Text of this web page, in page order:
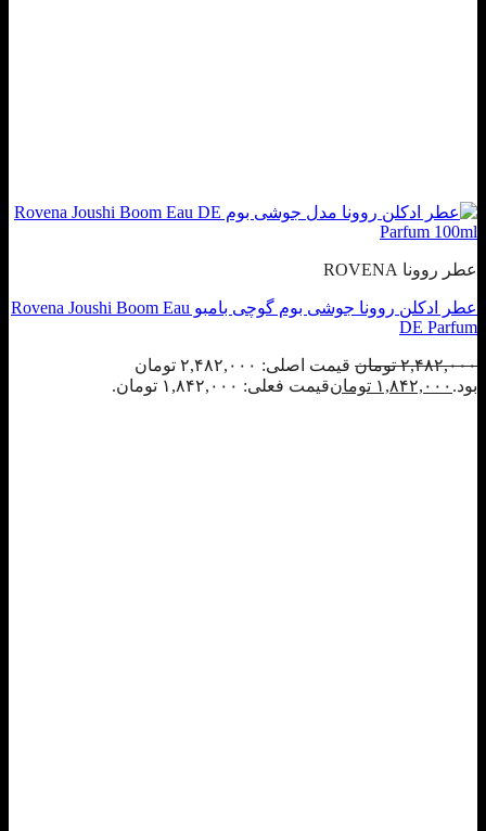
عطر روونا ROVENA
عطر ادکلن روونا جوشی بوم گوچی بامبو Rovena Joushi Boom Eau
DE Parfum
۲,۴۸۲,۰۰۰ تومان
قیمت اصلی: ۲,۴۸۲,۰۰۰ تومان
بود. ۱,۸۴۲,۰۰۰ تومانقیمت فعلی: ۱,۸۴۲,۰۰۰ تومان.